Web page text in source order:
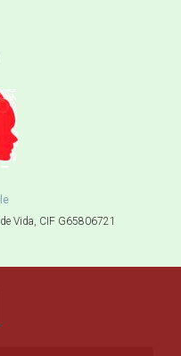
Vida, CIF G65806721